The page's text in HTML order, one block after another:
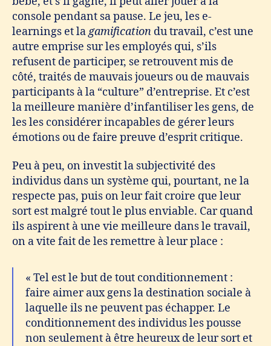
console pendant sa pause. Le jeu, les e-
learnings et lagamification du travail, c’est une
autre emprise sur les employés qui, s’ils
refusent de participer, se retrouvent mis de
côté, traités de mauvais joueurs ou de mauvais
participants à la “culture” d’entreprise. Et c’est
la meilleure manière d’infantiliser les gens, de
les les considérer incapables de gérer leurs
émotions ou de faire preuve d’esprit critique.
Peu à peu, on investit la subjectivité des
individus dans un système qui, pourtant, ne la
respecte pas, puis on leur fait croire que leur
sort est malgré tout le plus enviable. Car quand
ils aspirent à une vie meilleure dans le travail,
on a vite fait de les remettre à leur place :
« Tel est le but de tout conditionnement :
faire aimer aux gens la destination sociale à
laquelle ils ne peuvent pas échapper. Le
conditionnement des individus les pousse
non seulement à être heureux de leur sort et